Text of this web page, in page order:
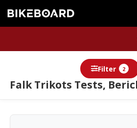
Falk Trikots Tests,
Filter 2
Berichte